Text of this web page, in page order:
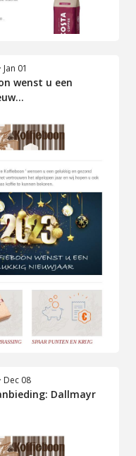
· Jan 01
wenst u een
· Dec 08
Dallmayr